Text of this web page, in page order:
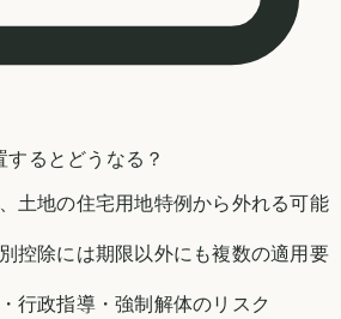
するとどうなる？
土地の住宅用地特例から外れる可能
控除には期限以外にも複数の適用要
行政指導・強制解体のリスク